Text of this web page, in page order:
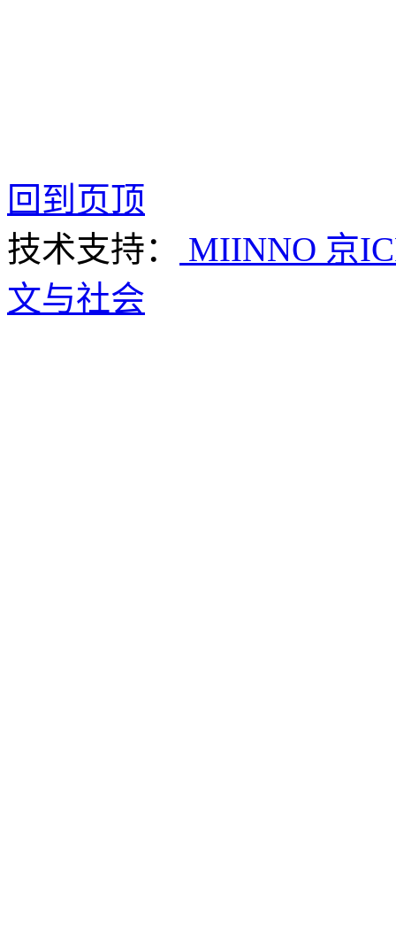
回到页顶
技术支持：
MIINNO 京
文与社会